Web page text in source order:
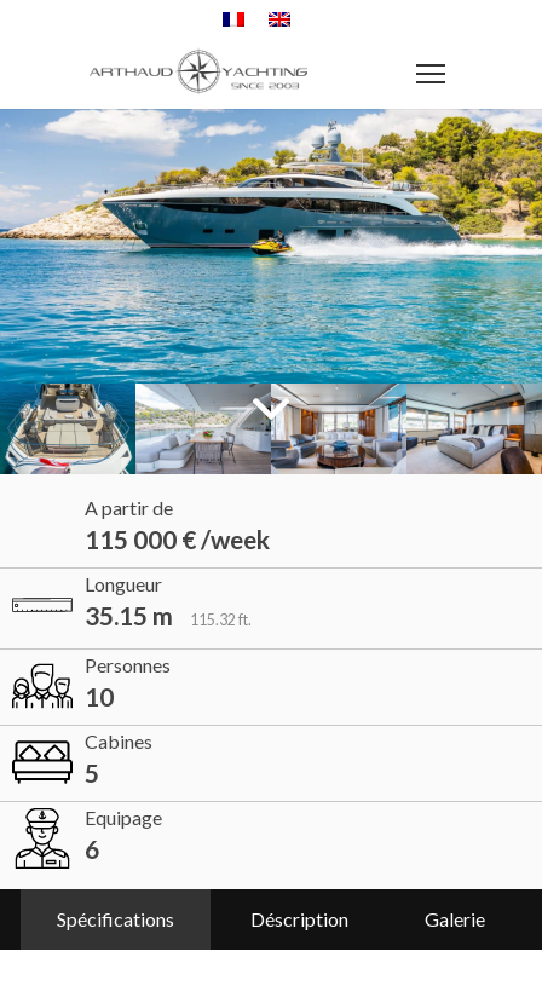
A partir de
115 000 € /week
Longueur
35.15 m 115.32 ft.
Personnes
10
Cabines
5
Equipage
6
Spécifications Déscription Galerie